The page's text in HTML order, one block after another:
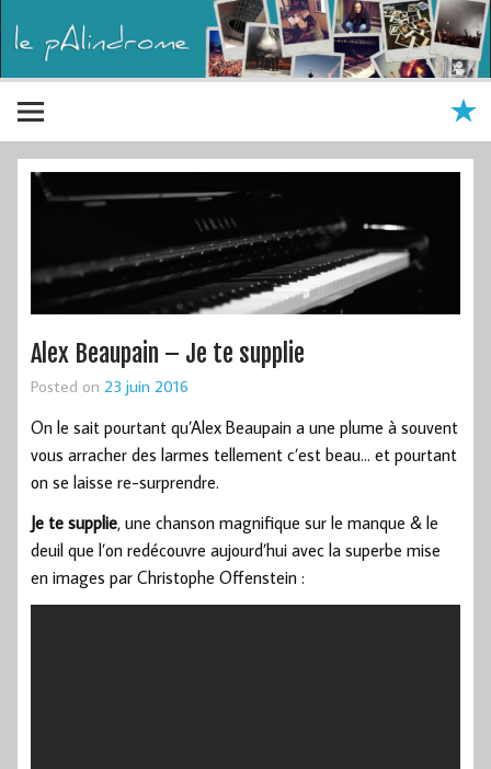
Alex Beaupain – Je te supplie
Posted on 23 juin 2016
On le sait pourtant qu’Alex Beaupain a une plume à souvent
vous arracher des larmes tellement c’est beau… et pourtant
on se laisse re-surprendre.
Je te supplie, une chanson magnifique sur le manque & le
deuil que l’on redécouvre aujourd’hui avec la superbe mise
en images par Christophe Offenstein :